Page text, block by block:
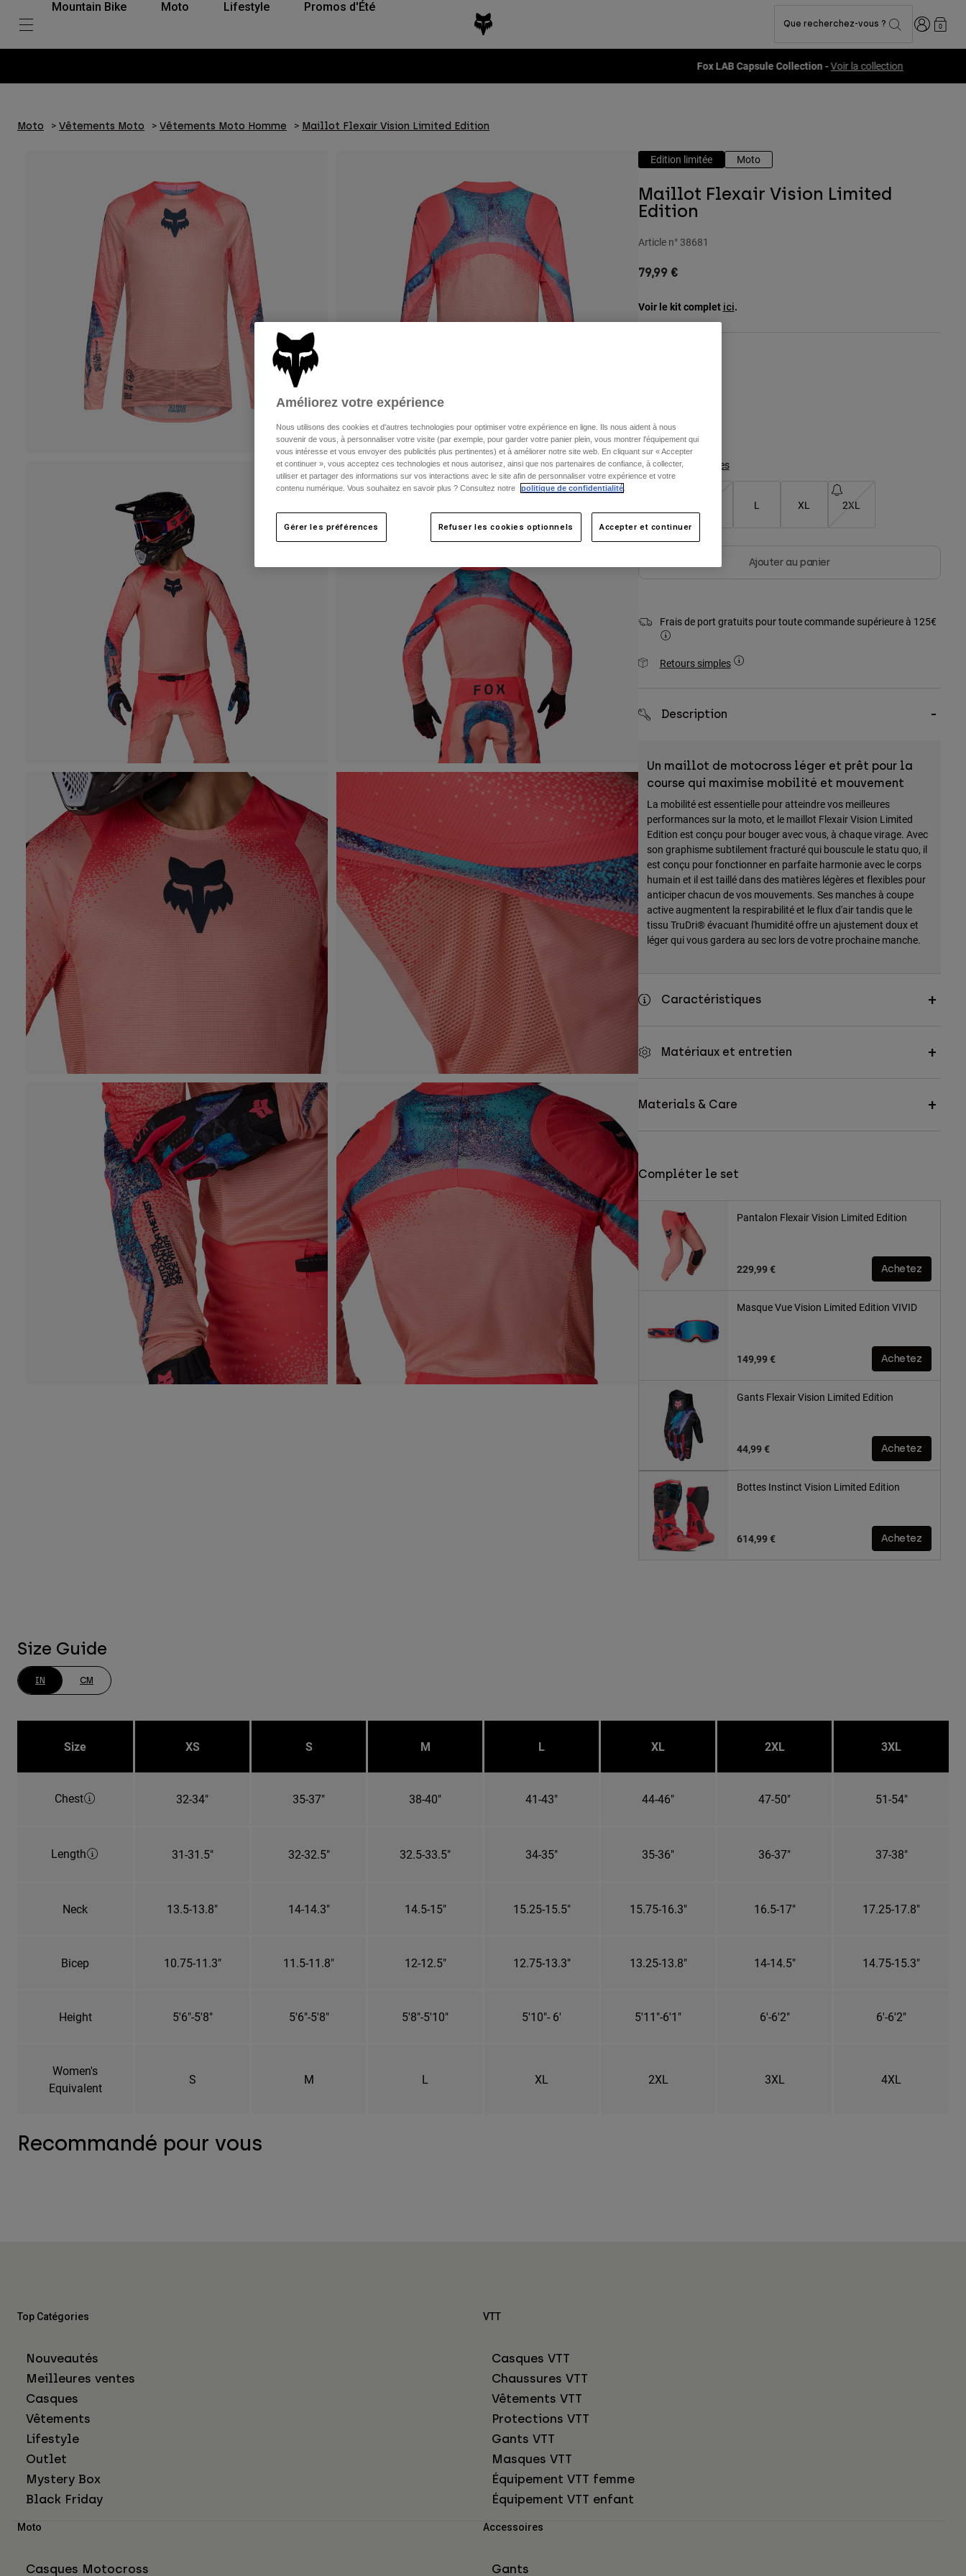
Mountain Bike Moto Lifestyle Promos d'Été
Que recherchez-vous ? Connexion
0
Moto Vêtements Moto Vêtements Moto Homme Maillot Flexair Vision Limited Edition
Edition limitée Moto
Maillot Flexair Vision Limited
Edition
Article n° 38681
79,99 €
Voir le kit complet ici.
sélectionné
Tableau des tailles
L XL 2XL
Ajouter au panier
Frais de port gratuits pour toute commande supérieure à 125€
Retours simples
Description
Un maillot de motocross léger et prêt pour la
course qui maximise mobilité et mouvement
La mobilité est essentielle pour atteindre vos meilleures
performances sur la moto, et le maillot Flexair Vision Limited
Edition est conçu pour bouger avec vous, à chaque virage. Avec
son graphisme subtilement fracturé qui bouscule le statu quo, il
est conçu pour fonctionner en parfaite harmonie avec le corps
humain et il est taillé dans des matières légères et flexibles pour
anticiper chacun de vos mouvements. Ses manches à coupe
active augmentent la respirabilité et le flux d'air tandis que le
tissu TruDri® évacuant l'humidité offre un ajustement doux et
léger qui vous gardera au sec lors de votre prochaine manche.
Caractéristiques
Matériaux et entretien
Materials & Care
Compléter le set
Pantalon Flexair Vision Limited Edition
229,99 € Achetez
Masque Vue Vision Limited Edition VIVID
149,99 € Achetez
Gants Flexair Vision Limited Edition
44,99 € Achetez
Bottes Instinct Vision Limited Edition
614,99 € Achetez
Size Guide
IN CM
Size XS S M L XL 2XL 3XL
Chest 32-34" 35-37" 38-40" 41-43" 44-46" 47-50" 51-54"
Length 31-31.5" 32-32.5" 32.5-33.5" 34-35" 35-36" 36-37" 37-38"
Neck 13.5-13.8" 14-14.3" 14.5-15" 15.25-15.5" 15.75-16.3" 16.5-17" 17.25-17.8"
Bicep 10.75-11.3" 11.5-11.8" 12-12.5" 12.75-13.3" 13.25-13.8" 14-14.5" 14.75-15.3"
Height 5'6"-5'8" 5'6"-5'8" 5'8"-5'10" 5'10"- 6' 5'11"-6'1" 6'-6'2" 6'-6'2"
Women's
Equivalent
S M L XL 2XL 3XL 4XL
Recommandé pour vous
Top Catégories
Nouveautés
Meilleures ventes
Casques
Vêtements
Lifestyle
Outlet
Mystery Box
Black Friday
VTT
Casques VTT
Chaussures VTT
Vêtements VTT
Protections VTT
Gants VTT
Masques VTT
Équipement VTT femme
Équipement VTT enfant
Moto
Casques Motocross
Accessoires
Gants
Améliorez votre expérience
Nous utilisons des cookies et d'autres technologies pour optimiser votre expérience en ligne. Ils nous aident à nous
souvenir de vous, à personnaliser votre visite (par exemple, pour garder votre panier plein, vous montrer l'équipement qui
vous intéresse et vous envoyer des publicités plus pertinentes) et à améliorer notre site web. En cliquant sur « Accepter
et continuer », vous acceptez ces technologies et nous autorisez, ainsi que nos partenaires de confiance, à collecter,
utiliser et partager des informations sur vos interactions avec le site afin de personnaliser votre expérience et votre
contenu numérique. Vous souhaitez en savoir plus ? Consultez notre
politique de confidentialité.
Gérer les préférences Refuser les cookies optionnels Accepter et continuer